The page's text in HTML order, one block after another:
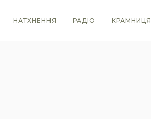
НАТХНЕННЯ РАДІО КРАМНИЦЯ